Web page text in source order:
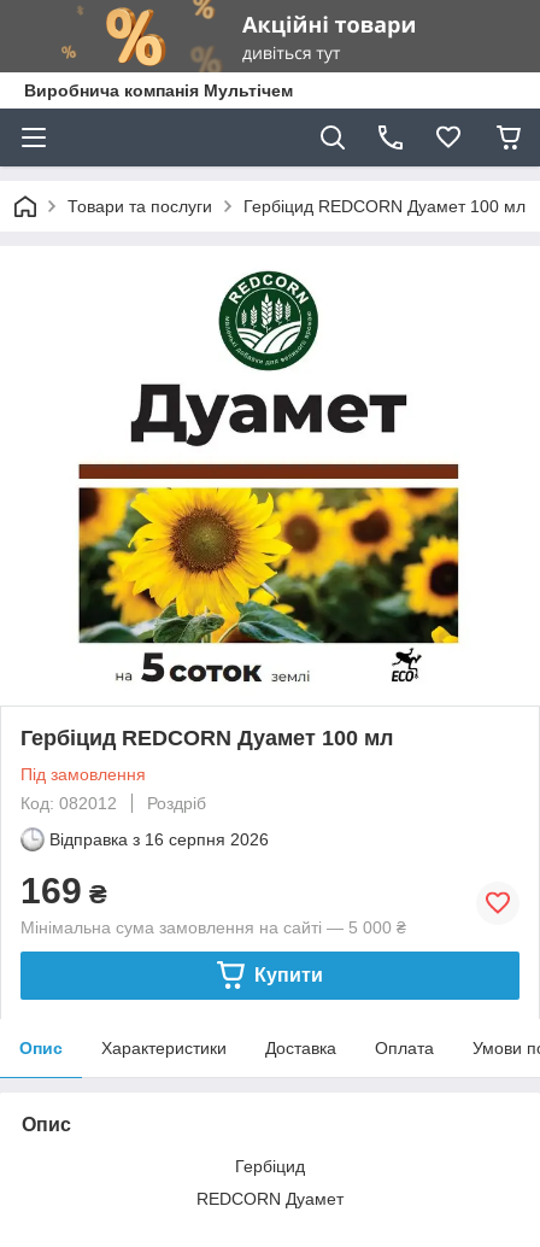
Виробнича компанія Мультічем
Товари та послуги Гербіцид REDCORN Дуамет 100 мл
Гербіцид REDCORN Дуамет 100 мл
Під замовлення
Код: 082012
Роздріб
Відправка з 16 серпня 2026
169 ₴
Мінімальна сума замовлення на сайті — 5 000 ₴
Купити
Опис Характеристики Доставка Оплата Умови
Опис
Гербіцид
REDCORN Дуамет